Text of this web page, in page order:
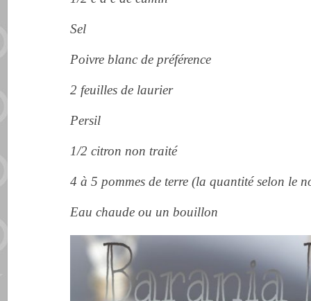
Sel
Poivre blanc de préférence
2 feuilles de laurier
Persil
1/2 citron non traité
4 à 5 pommes de terre (la quantité selon le
Eau chaude ou un bouillon